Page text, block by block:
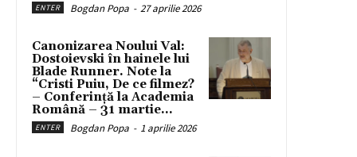
ENTER Bogdan Popa - 27 aprilie 2026
Canonizarea Noului Val:
Dostoievski în hainele lui
Blade Runner. Note la
“Cristi Puiu, De ce filmez?
– Conferință la Academia
Română – 31 martie...
ENTER Bogdan Popa - 1 aprilie 2026